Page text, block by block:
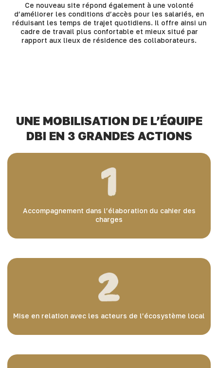
Ce nouveau site répond également à une volonté
d’améliorer les conditions d’accès pour les salariés, en
réduisant les temps de trajet quotidiens. Il offre ainsi un
cadre de travail plus confortable et mieux situé par
rapport aux lieux de résidence des collaborateurs.
UNE MOBILISATION DE L’ÉQUIPE
DBI EN 3 GRANDES ACTIONS
Accompagnement dans l’élaboration du cahier des
charges
Mise en relation avec les acteurs de l’écosystème local